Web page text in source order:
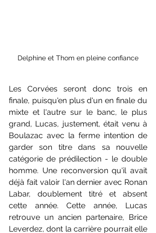
Delphine et Thom en pleine confiance
Les Corvées seront donc trois en
finale, puisqu'en plus d'un en finale du
mixte et l'autre sur le banc, le plus
grand, Lucas, justement, était venu à
Boulazac avec la ferme intention de
garder son titre dans sa nouvelle
catégorie de prédilection - le double
homme. Une reconversion qu'il avait
déjà fait valoir l'an dernier avec Ronan
Labar, doublement titré et absent
cette année. Cette année, Lucas
retrouve un ancien partenaire, Brice
Leverdez, dont la carrière pourrait elle